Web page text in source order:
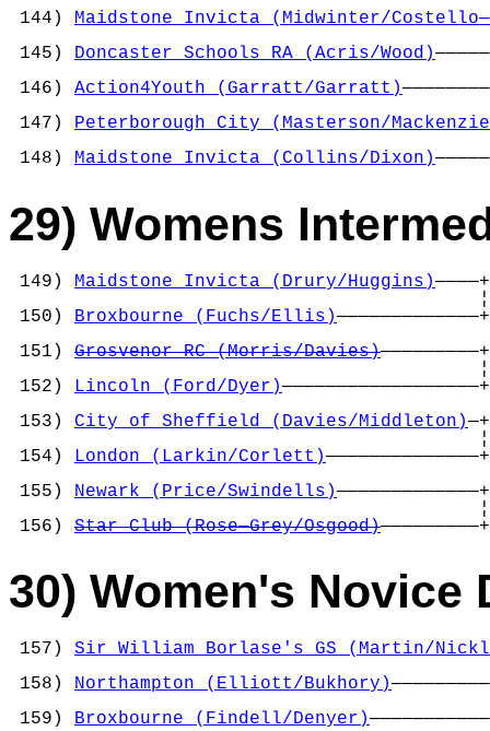
144) Maidstone Invicta (Midwinter/
145) Doncaster Schools RA (Acris/Wood)
146) Action4Youth (Garratt/Garratt)
147) Peterborough City (Masterson/
148) Maidstone Invicta (Collins/Dixon)
29) Womens
149) Maidstone Invicta (Drury/Huggins)
150)
Broxbourne (Fuchs/Ellis)
151) Grosvenor RC (Morris/Davies)
152)
Lincoln (Ford/Dyer)
153) City of Sheffield (Davies/Middleton)
154)
London (Larkin/Corlett)
155)
Newark (Price/Swindells)
156) Star Club (Rose—Grey/Osgood)
30) Women's Novice
157) Sir William Borlase's GS (Martin/
158) Northampton (Elliott/Bukhory)
159) Broxbourne (Findell/Denyer)